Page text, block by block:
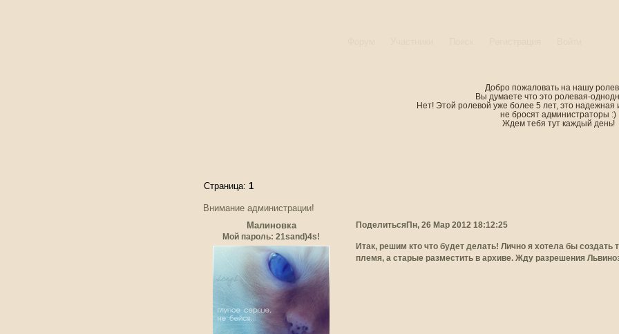
Добро пожаловать на нашу
Вы думаете что это ролевая-
Нет! Этой ролевой уже более 5 лет, это надежная
не бросят администраторы :)
Ждем тебя тут каждый день!
Внимание администрации!
Страница: 1
ПоделитьсяПн, 26 Мар 2012 18:12:25
Малиновка
Мой пароль: 21sand)4s!
Итак, решим кто что будет делать! Лично я хотела бы создать
племя, а старые разместить в архиве. Жду разрешения